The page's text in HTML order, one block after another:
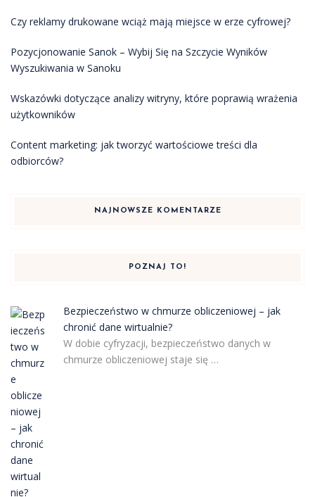
Czy reklamy drukowane wciąż mają miejsce w erze cyfrowej?
Pozycjonowanie Sanok – Wybij Się na Szczycie Wyników
Wyszukiwania w Sanoku
Wskazówki dotyczące analizy witryny, które poprawią wrażenia
użytkowników
Content marketing: jak tworzyć wartościowe treści dla
odbiorców?
NAJNOWSZE KOMENTARZE
POZNAJ TO!
Bezpieczeństwo w chmurze obliczeniowej – jak
chronić dane wirtualnie?
W dobie cyfryzacji, bezpieczeństwo danych w
chmurze obliczeniowej staje się …